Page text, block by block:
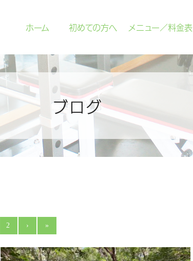
ホーム 初めての方へ メニュー／料金表
ブログ
2 › »